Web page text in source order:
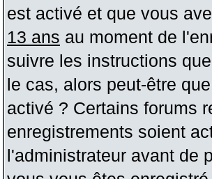
est activé et que vous
13 ans au moment de
suivre les instructions
le cas, alors peut-être
activé ? Certains forums
enregistrements soient
l'administrateur avant de